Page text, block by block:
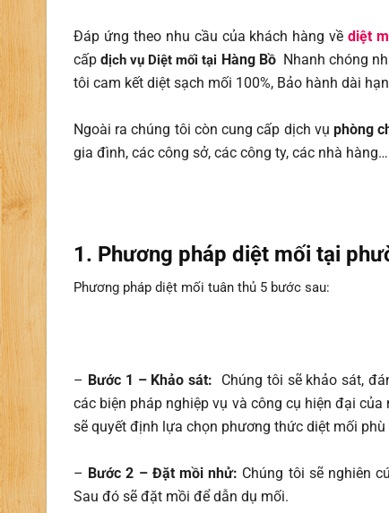
Đáp ứng theo nhu cầu của khách hàng vềdiệt
cấpdịch vụ Diệt mối tại Hàng Bồ Nhanh chóng
tôi cam kết diệt sạch mối 100%, Bảo hành dài
Ngoài ra chúng tôi còn cung cấp dịch vụ phòng
gia đình, các công sở, các công ty, các nhà
1. Phương pháp diệt mối tại
Phương pháp diệt mối tuân thủ 5 bước sau:
– Bước 1 – Khảo sát: Chúng tôi sẽ khảo sát,
các biện pháp nghiệp vụ và công cụ hiện đại
sẽ quyết định lựa chọn phương thức diệt mối phù
– Bước 2 – Đặt mồi nhử: Chúng tôi sẽ nghiên
Sau đó sẽ đặt mồi để dẫn dụ mối.